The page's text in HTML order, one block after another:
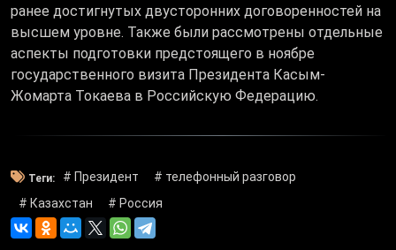
ранее достигнутых двусторонних договоренностей на
высшем уровне. Также были рассмотрены отдельные
аспекты подготовки предстоящего в ноябре
государственного визита Президента Касым-
Жомарта Токаева в Российскую Федерацию.
Теги: # Президент
# телефонный разговор
# Казахстан
# Россия